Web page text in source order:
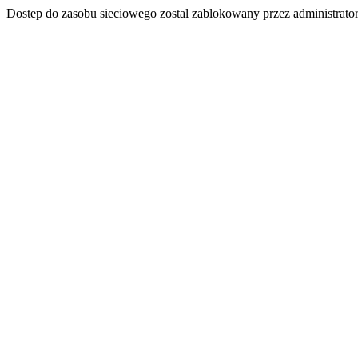
Dostep do zasobu sieciowego zostal zablokowany przez